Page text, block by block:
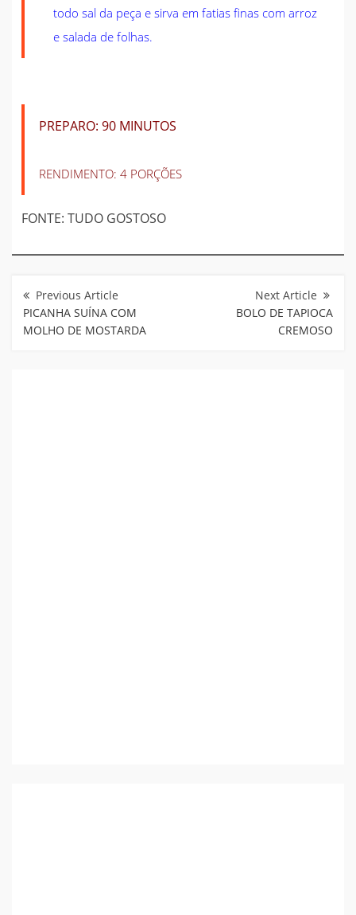
todo sal da peça e sirva em fatias finas com arroz
e salada de folhas.
PREPARO: 90 MINUTOS
RENDIMENTO: 4 PORÇÕES
FONTE: TUDO GOSTOSO
de
Post
PICANHA SUÍNA COM
MOLHO DE MOSTARDA
BOLO DE TAPIOCA
CREMOSO